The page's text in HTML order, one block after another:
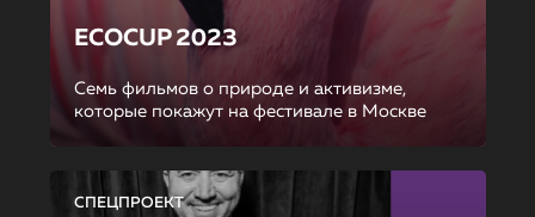
ECOCUP 2023
Семь фильмов о природе и активизме,
которые покажут на фестивале в Москве
СПЕЦПРОЕКТ